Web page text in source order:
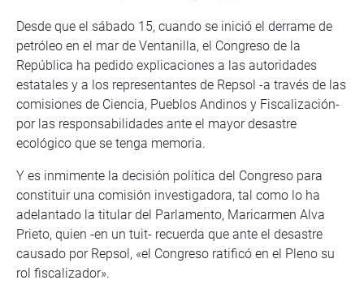
Desde que el sábado 15, cuando se inició el derrame de
petróleo en el mar de Ventanilla, el Congreso de la
República ha pedido explicaciones a las autoridades
estatales y a los representantes de Repsol -a través de las
comisiones de Ciencia, Pueblos Andinos y Fiscalización-
por las responsabilidades ante el mayor desastre
ecológico que se tenga memoria.
Y es inmimente la decisión política del Congreso para
constituir una comisión investigadora, tal como lo ha
adelantado la titular del Parlamento, Maricarmen Alva
Prieto, quien -en un tuit- recuerda que ante el desastre
causado por Repsol, «el Congreso ratificó en el Pleno su
rol fiscalizador».